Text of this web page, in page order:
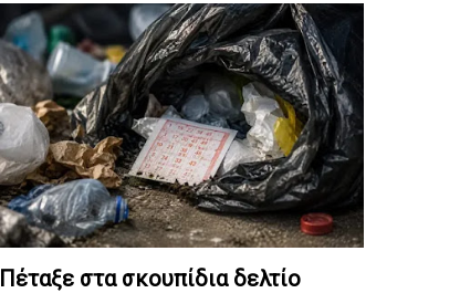
Πέταξε στα σκουπίδια δελτίο